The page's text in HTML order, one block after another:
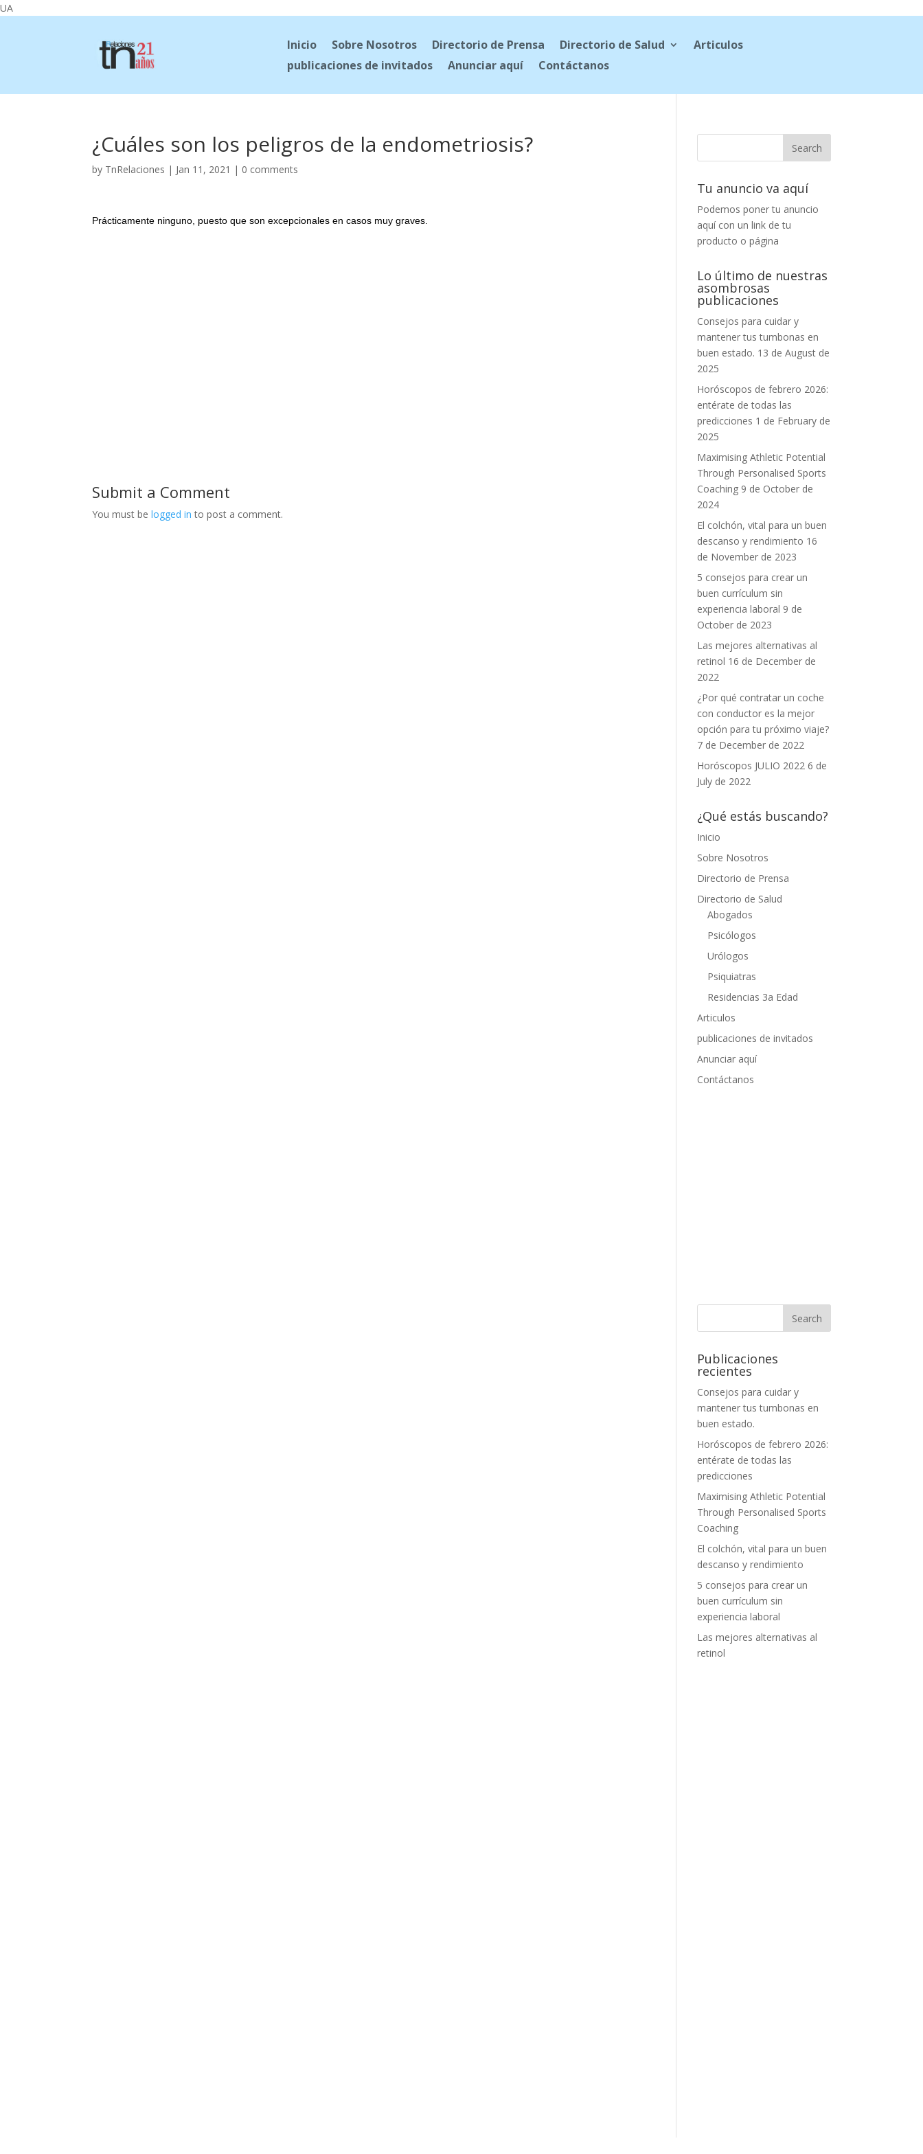
UA
Inicio Sobre Nosotros Directorio de Prensa Directorio de Salud
Articulos
publicaciones de invitados
Anunciar aquí Contáctanos
¿Cuáles son los peligros de la endometriosis?
by TnRelaciones | Jan 11, 2021 | 0 comments
Prácticamente ninguno, puesto que son excepcionales en casos muy graves.
Submit a Comment
You must belogged in to post a comment.
Tu anuncio va aquí
Podemos poner tu anuncio
aquí con un link de tu
producto o página
Lo último de nuestras
asombrosas
publicaciones
Consejos para cuidar y
mantener tus tumbonas en
buen estado. 13 de August de
2025
Horóscopos de febrero 2026:
entérate de todas las
predicciones 1 de February de
2025
Maximising Athletic Potential
Through Personalised Sports
Coaching 9 de October de
2024
El colchón, vital para un buen
descanso y rendimiento 16
de November de 2023
5 consejos para crear un
buen currículum sin
experiencia laboral 9 de
October de 2023
Las mejores alternativas al
retinol 16 de December de
2022
¿Por qué contratar un coche
con conductor es la mejor
opción para tu próximo viaje?
7 de December de 2022
Horóscopos JULIO 2022 6 de
July de 2022
¿Qué estás buscando?
Inicio
Sobre Nosotros
Directorio de Prensa
Directorio de Salud
Abogados
Psicólogos
Urólogos
Psiquiatras
Residencias 3a Edad
Articulos
publicaciones de invitados
Anunciar aquí
Contáctanos
Publicaciones
recientes
Consejos para cuidar y
mantener tus tumbonas en
buen estado.
Horóscopos de febrero 2026:
entérate de todas las
predicciones
Maximising Athletic Potential
Through Personalised Sports
Coaching
El colchón, vital para un buen
descanso y rendimiento
5 consejos para crear un
buen currículum sin
experiencia laboral
Las mejores alternativas al
retinol